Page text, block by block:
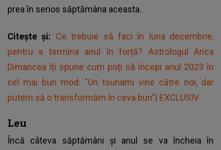
prea în serios săptămâna aceasta.
Citește și: Ce trebuie să faci în luna decembrie,
pentru a termina anul în forță? Astrologul Anca
Dimancea îți spune cum poți să începi anul 2023 în
cel mai bun mod: "Un tsunami vine către noi, dar
putem să o transformăm în ceva bun"| EXCLUSIV
Leu
Încă câteva săptămâni și anul se va încheia în